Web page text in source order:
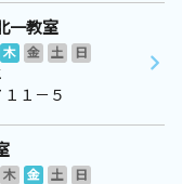
一教室
木 金 土
日
１－５
木 金 土
日